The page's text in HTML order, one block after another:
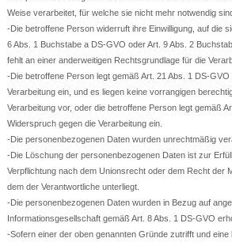
Weise verarbeitet, für welche sie nicht mehr notwendig
-Die betroffene Person widerruft ihre Einwilligung, auf die
6 Abs. 1 Buchstabe a DS-GVO oder Art. 9 Abs. 2
fehlt an einer anderweitigen Rechtsgrundlage für die
-Die betroffene Person legt gemäß Art. 21 Abs. 1 DS-
Verarbeitung ein, und es liegen keine vorrangigen
Verarbeitung vor, oder die betroffene Person legt gemäß
Widerspruch gegen die Verarbeitung ein.
-Die personenbezogenen Daten wurden unrechtmäßig
-Die Löschung der personenbezogenen Daten ist zur
Verpflichtung nach dem Unionsrecht oder dem Recht der
dem der Verantwortliche unterliegt.
-Die personenbezogenen Daten wurden in Bezug auf
Informationsgesellschaft gemäß Art. 8 Abs. 1 DS-GVO
-Sofern einer der oben genannten Gründe zutrifft und